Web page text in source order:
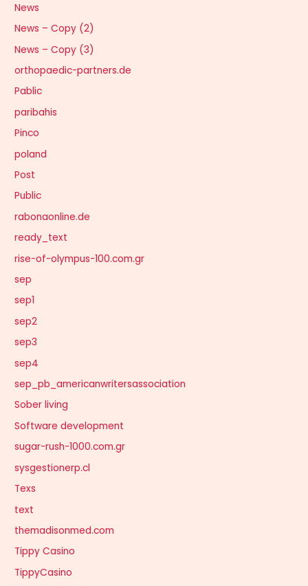
News
News – Copy (2)
News – Copy (3)
orthopaedic-partners.de
Pablic
paribahis
Pinco
poland
Post
Public
rabonaonline.de
ready_text
rise-of-olympus-100.com.gr
sep
sep1
sep2
sep3
sep4
sep_pb_americanwritersassociation
Sober living
Software development
sugar-rush-1000.com.gr
sysgestionerp.cl
Texs
text
themadisonmed.com
Tippy Casino
TippyCasino